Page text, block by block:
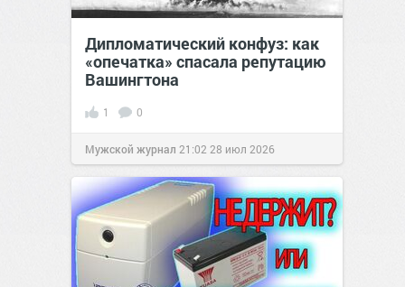
Дипломатический конфуз: как
«опечатка» спасала репутацию
Вашингтона
1 0
Мужской журнал 21:02 28 июл 2026